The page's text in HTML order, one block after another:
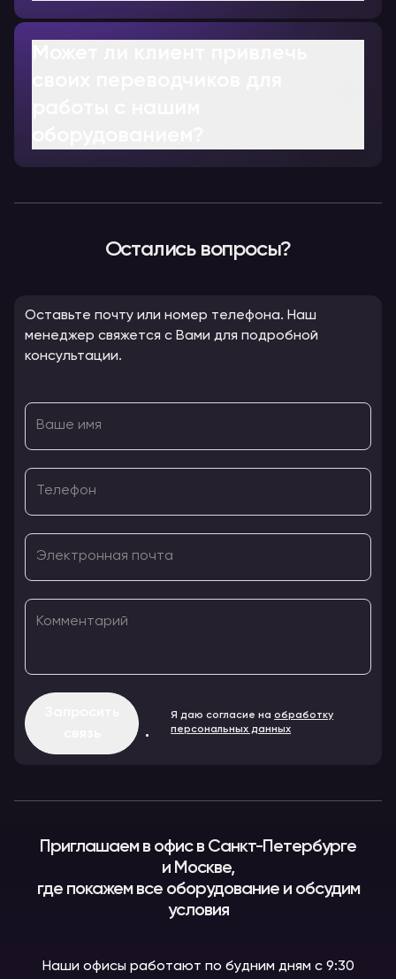
Остались вопросы?
Оставьте почту или номер телефона. Наш
менеджер свяжется с Вами для подробной
консультации.
Ваше имя
Телефон
Электронная почта
Комментарий
Я даю согласие наобработку
персональных данных
Приглашаем в офис в Санкт-Петербурге
и Москве,
где покажем все оборудование и обсудим
условия
Наши офисы работают по будним дням с 9:30